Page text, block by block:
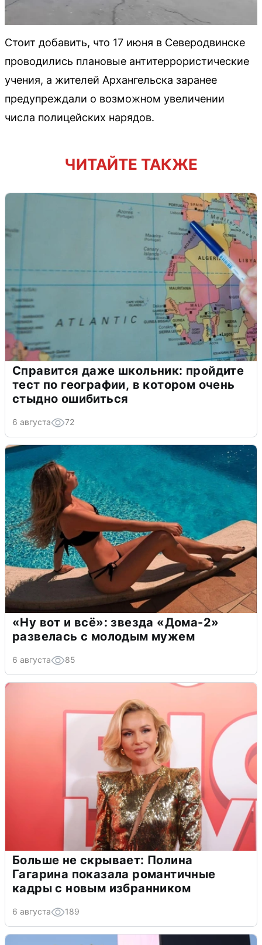
Стоит добавить, что 17 июня в Северодвинске
проводились плановые антитеррористические
учения, а жителей Архангельска заранее
предупреждали о возможном увеличении
числа полицейских нарядов.
ЧИТАЙТЕ ТАКЖЕ
Справится даже школьник: пройдите
тест по географии, в котором очень
стыдно ошибиться
6 августа 72
«Ну вот и всё»: звезда «Дома-2»
развелась с молодым мужем
6 августа 85
Больше не скрывает: Полина
Гагарина показала романтичные
кадры с новым избранником
6 августа 189